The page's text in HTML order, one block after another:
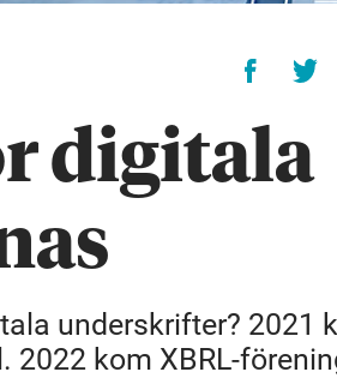
digitala
underskrifter? 2021
kom XBRL-